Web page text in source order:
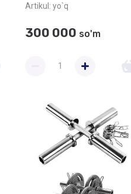
Artikul: yo`q
300 000 so'm